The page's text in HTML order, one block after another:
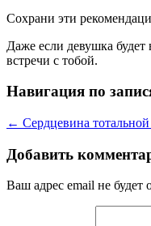
Сохрани эти
Даже если девушка
встречи с тобой.
Навигация по
← Сердцевина
Добавить
Ваш адрес email не будет